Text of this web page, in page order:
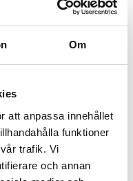
Om
att anpassa innehållet
funktioner
trafik. Vi
och annan